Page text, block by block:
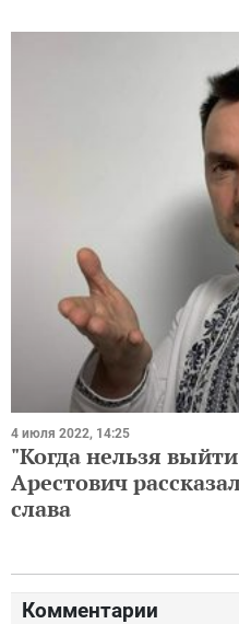
4 июля 2022, 14:25
"Когда нельзя
Арестович
слава
Комментарии